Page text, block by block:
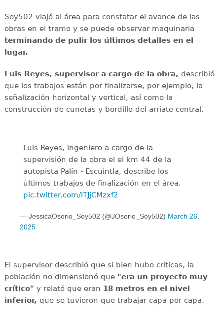
Soy502 viajó al área para constatar el avance de las
obras en el tramo y se puede observar maquinaria
terminando de pulir los últimos detalles en el
lugar.
Luis Reyes, supervisor a cargo de la obra, describió
que los trabajos están por finalizarse, por ejemplo, la
señalización horizontal y vertical, así como la
construcción de cunetas y bordillo del arriate central.
Luis Reyes, ingeniero a cargo de la
supervisión de la obra el el km 44 de la
autopista Palín - Escuintla, describe los
últimos trabajos de finalización en el área.
pic.twitter.com/lTJjCMzxf2
— JessicaOsorio_Soy502 (@JOsorio_Soy502) March 26,
2025
El supervisor describió que si bien hubo críticas, la
población no dimensionó que "era un proyecto muy
crítico" y relató que eran 18 metros en el nivel
inferior, que se tuvieron que trabajar capa por capa.